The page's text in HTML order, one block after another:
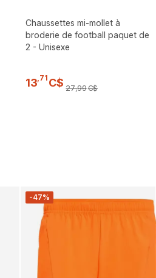
Chaussettes mi-mollet à
broderie de football paquet de
2 - Unisexe
13,71 C$ 27,99C$
-47%